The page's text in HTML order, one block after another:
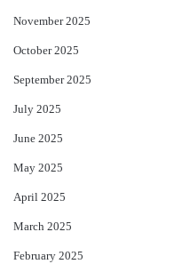
November 2025
October 2025
September 2025
July 2025
June 2025
May 2025
April 2025
March 2025
February 2025